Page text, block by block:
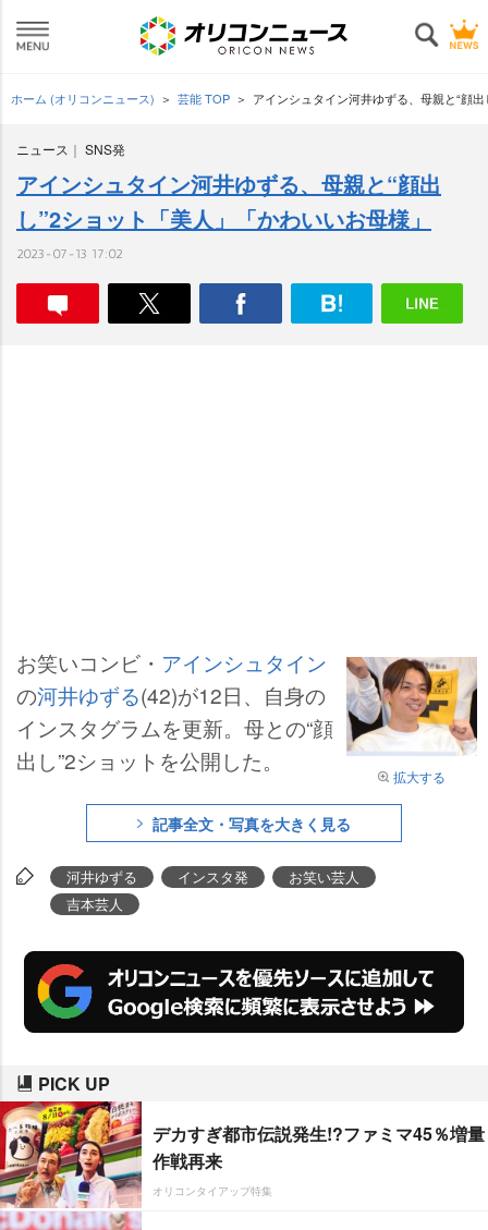
ホーム (オリコンニュース) 芸能 TOP アインシュタイン河井ゆずる、母親と“顔
ニュース SNS発
アインシュタイン河井ゆずる、母親と“顔出
し”2ショット「美人」「かわいいお母様」
2023-07-13 17:02
拡大する
お笑いコンビ・ アインシュタイン
の河井ゆずる(42)が12日、自身の
インスタグラムを更新。母との“顔
出し”2ショットを公開した。
記事全文・写真を大きく見る
河井ゆずる インスタ発
お笑い芸人
吉本芸人
PICK UP
デカすぎ都市伝説発生!?ファミマ45％増量
作戦再来
オリコンタイアップ特集